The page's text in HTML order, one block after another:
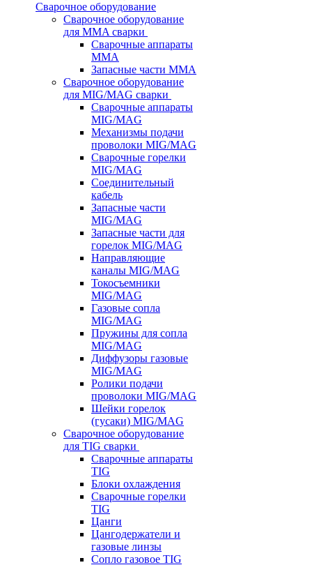
Сварочное оборудование
Сварочное оборудование
для MMA сварки
Сварочные аппараты
MMA
Запасные части MMA
Сварочное оборудование
для MIG/MAG сварки
Сварочные аппараты
MIG/MAG
Механизмы подачи
проволоки MIG/MAG
Сварочные горелки
MIG/MAG
Соединительный
кабель
Запасные части
MIG/MAG
Запасные части для
горелок MIG/MAG
Направляющие
каналы MIG/MAG
Токосъемники
MIG/MAG
Газовые сопла
MIG/MAG
Пружины для сопла
MIG/MAG
Диффузоры газовые
MIG/MAG
Ролики подачи
проволоки MIG/MAG
Шейки горелок
(гусаки) MIG/MAG
Сварочное оборудование
для TIG сварки
Сварочные аппараты
TIG
Блоки охлаждения
Сварочные горелки
TIG
Цанги
Цангодержатели и
газовые линзы
Сопло газовое TIG